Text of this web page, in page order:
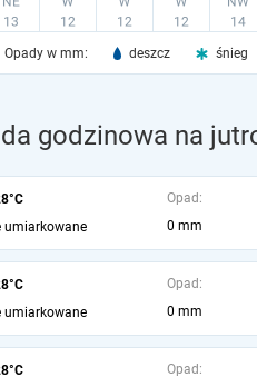
Opady w mm: deszcz śnieg
godzinowa na
umiarkowane
Opad:
0 mm
umiarkowane
Opad:
0 mm
Opad: